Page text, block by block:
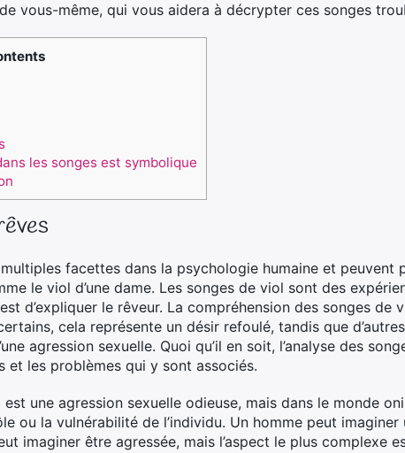
vous-même, qui vous aidera à décrypter ces songes
les songes est symbolique
facettes dans la psychologie humaine et peuvent
le viol d’une dame. Les songes de viol sont des
d’expliquer le rêveur. La compréhension des songes de
cela représente un désir refoulé, tandis que
agression sexuelle. Quoi qu’il en soit, l’analyse des
et les problèmes qui y sont associés.
une agression sexuelle odieuse, mais dans le monde
ou la vulnérabilité de l’individu. Un homme peut imaginer
imaginer être agressée, mais l’aspect le plus complexe